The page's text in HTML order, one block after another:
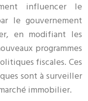
influencer le
le gouvernement
en modifiant les
programmes
fiscales. Ces
sont à surveiller
immobilier.